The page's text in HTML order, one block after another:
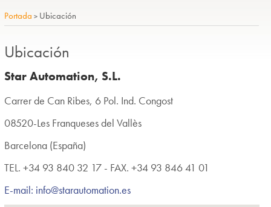
Portada > Ubicación
Ubicación
Star Automation, S.L.
Carrer de Can Ribes, 6 Pol. Ind. Congost
08520-Les Franqueses del Vallès
Barcelona (España)
TEL. +34 93 840 32 17 - FAX. +34 93 846 41 01
E-mail: info@starautomation.es